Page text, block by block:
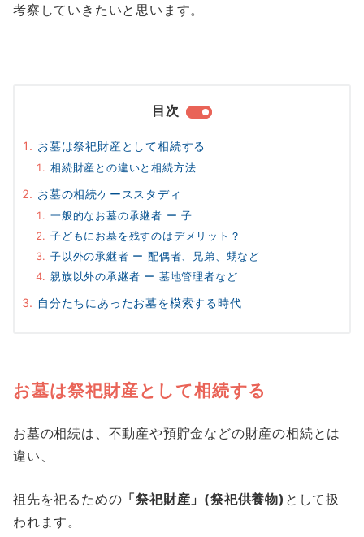
考察していきたいと思います。
目次
お墓は祭祀財産として相続する
相続財産との違いと相続方法
お墓の相続ケーススタディ
一般的なお墓の承継者 ー 子
子どもにお墓を残すのはデメリット？
子以外の承継者 ー 配偶者、兄弟、甥など
親族以外の承継者 ー 墓地管理者など
自分たちにあったお墓を模索する時代
お墓は祭祀財産として相続する
お墓の相続は、不動産や預貯金などの財産の相続とは
違い、
祖先を祀るための 「祭祀財産」 (祭祀供養物) として扱
われます。